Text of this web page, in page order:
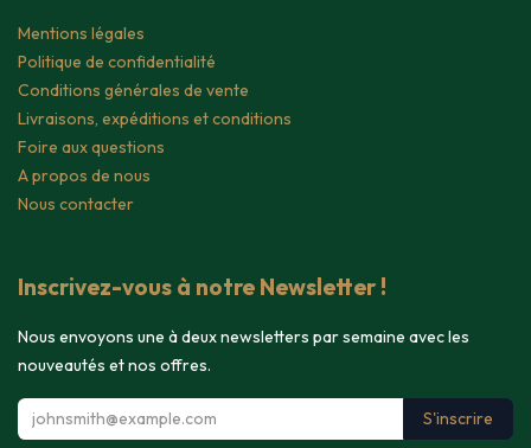
Mentions légales
Politique de confidentialité
Conditions générales de vente
Livraisons, expéditions et conditions
Foire aux questions
A propos de nous
Nous contacter
Inscrivez-vous à notre Newsletter !
Nous envoyons une à deux newsletters par semaine avec les
nouveautés et nos offres.
S'inscrire